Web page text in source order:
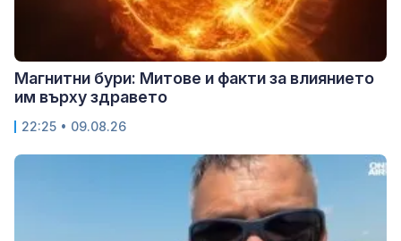
Магнитни бури: Митове и факти за влиянието
им върху здравето
22:25 • 09.08.26